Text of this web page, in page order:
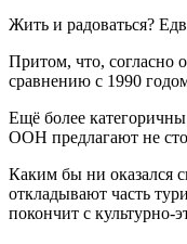
Жить и радоваться?
Притом, что, согласно
сравнению с 1990
Ещё более
ООН предлагают не
Каким бы ни оказался
откладывают часть
покончит с культурно-